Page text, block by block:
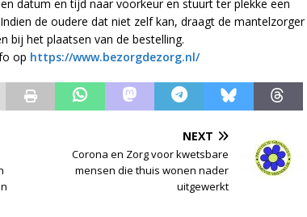
datum en tijd naar voorkeur en stuurt ter plekke een
de oudere dat niet zelf kan, draagt de mantelzorger
bij het plaatsen van de bestelling.
op https://www.bezorgdezorg.nl/
NEXT
Corona en Zorg voor kwetsbare
mensen die thuis wonen nader
uitgewerkt